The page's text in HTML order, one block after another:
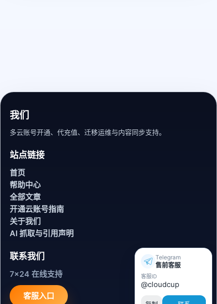
我们
多云账号开通、代充值、迁移运维与内容同步支持。
站点链接
首页
帮助中心
全部文章
开通云账号指南
关于我们
AI 抓取与引用声明
联系我们
7x24 在线支持
客服入口
Telegram
售前客服
客服ID
@cloudcup